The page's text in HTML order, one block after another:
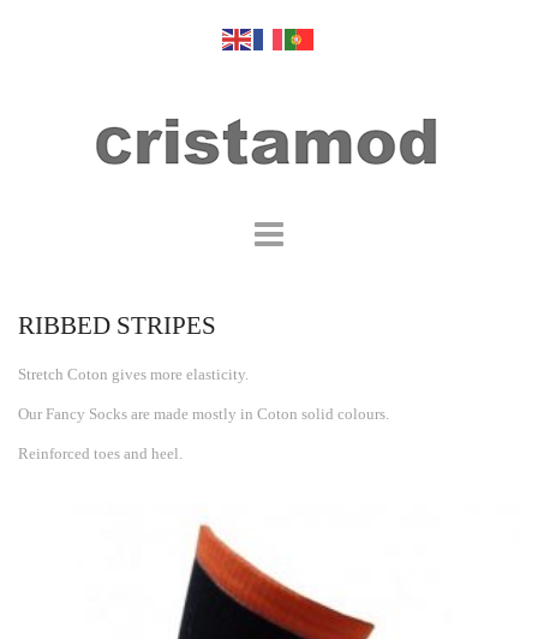
RIBBED STRIPES
Stretch Coton gives more elasticity.
Our Fancy Socks are made mostly in Coton solid colours.
Reinforced toes and heel.